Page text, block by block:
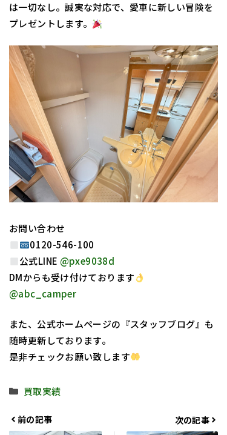
は一切なし。誠実な対応で、愛車に新しい冒険を
プレゼントします。
お問い合わせ
0120-546-100
公式LINE @pxe9038d
DMからも受け付けております
@abc_camper
また、公式ホームページの『スタッフブログ』も
随時更新しております。
是非チェックお願い致します
カ
ゴ
リ
買取実績
前の記事 次の記事